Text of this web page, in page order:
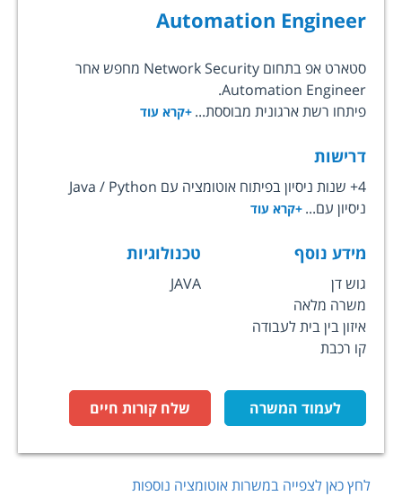
Automation Engineer
סטארט אפ בתחום Network Security מחפש אחר
Automation Engineer.
פיתחו רשת ארגונית מבוססת... +קרא עוד
דרישות
4+ שנות ניסיון בפיתוח אוטומציה עם Java / Python
ניסיון עם... +קרא עוד
מידע נוסף
גוש דן
משרה מלאה
איזון בין בית לעבודה
קו רכבת
טכנולוגיות
JAVA
לעמוד המשרה שלח קורות חיים
לחץ כאן לצפייה במשרותאוטומציה נוספות